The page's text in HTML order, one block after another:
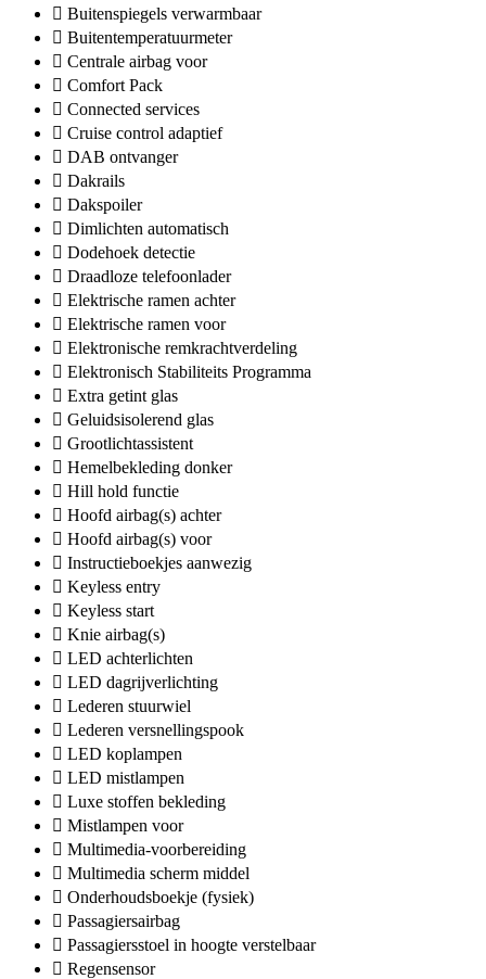
Buitenspiegels verwarmbaar
Buitentemperatuurmeter
Centrale airbag voor
Comfort Pack
Connected services
Cruise control adaptief
DAB ontvanger
Dakrails
Dakspoiler
Dimlichten automatisch
Dodehoek detectie
Draadloze telefoonlader
Elektrische ramen achter
Elektrische ramen voor
Elektronische remkrachtverdeling
Elektronisch Stabiliteits Programma
Extra getint glas
Geluidsisolerend glas
Grootlichtassistent
Hemelbekleding donker
Hill hold functie
Hoofd airbag(s) achter
Hoofd airbag(s) voor
Instructieboekjes aanwezig
Keyless entry
Keyless start
Knie airbag(s)
LED achterlichten
LED dagrijverlichting
Lederen stuurwiel
Lederen versnellingspook
LED koplampen
LED mistlampen
Luxe stoffen bekleding
Mistlampen voor
Multimedia-voorbereiding
Multimedia scherm middel
Onderhoudsboekje (fysiek)
Passagiersairbag
Passagiersstoel in hoogte verstelbaar
Regensensor